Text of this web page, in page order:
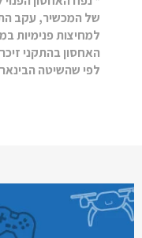
של המכשיר, עקב
למחיצות פנימיות
האחסון בהתקני
לפי שהשיטה